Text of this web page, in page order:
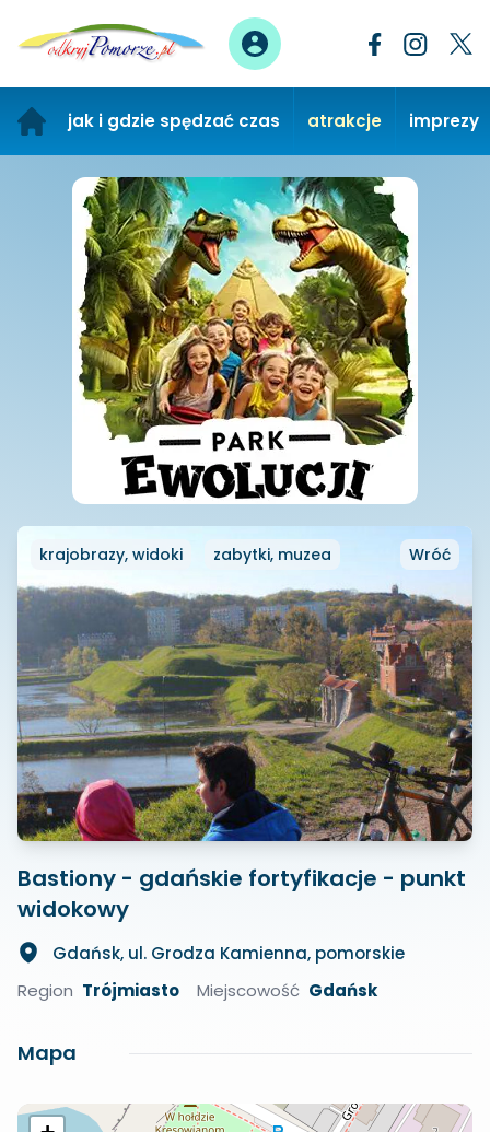
jak i gdzie spędzać czas atrakcje imprezy
krajobrazy, widoki zabytki, muzea Wróć
Bastiony - gdańskie fortyfikacje - punkt
widokowy
Gdańsk, ul. Grodza Kamienna, pomorskie
Region Trójmiasto Miejscowość Gdańsk
Mapa